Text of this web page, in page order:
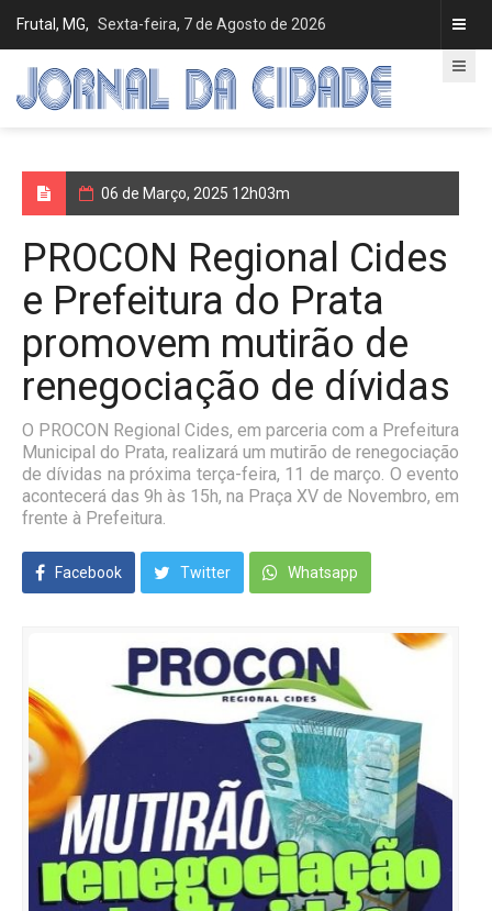
Frutal, MG, Sexta-feira, 7 de Agosto de 2026
06 de Março, 2025 12h03m
PROCON Regional Cides
e Prefeitura do Prata
promovem mutirão de
renegociação de dívidas
O PROCON Regional Cides, em parceria com a Prefeitura
Municipal do Prata, realizará um mutirão de renegociação
de dívidas na próxima terça-feira, 11 de março. O evento
acontecerá das 9h às 15h, na Praça XV de Novembro, em
frente à Prefeitura.
Facebook Twitter Whatsapp